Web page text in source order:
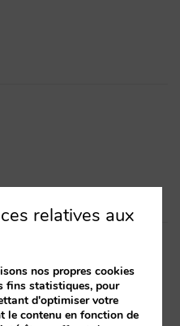
complexes
aussi en
: manuel IA
relatives aux
nos propres cookies
fins statistiques, pour
d'optimiser votre
le contenu en fonction de